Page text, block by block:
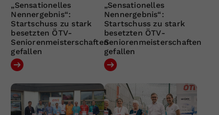
„Sensationelles
Nennergebnis“:
Startschuss zu stark
besetzten ÖTV-
Seniorenmeisterschaften
gefallen
„Sensationelles
Nennergebnis“:
Startschuss zu stark
besetzten ÖTV-
Seniorenmeisterschaften
gefallen